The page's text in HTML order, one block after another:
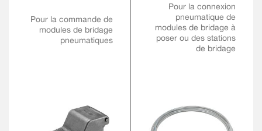
Pour la commande de
modules de bridage
pneumatiques
Pour la connexion
pneumatique de
modules de bridage à
poser ou des stations
de bridage